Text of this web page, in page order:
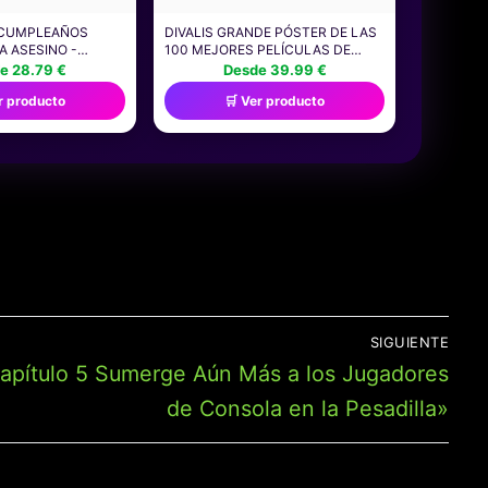
ASESINO -
DECO KILLER,
TARTAS Y
PELÍCULAS DE
28.79 €
producto
DIVALIS GRANDE PÓSTER DE LAS
100 MEJORES PELÍCULAS DE
TERROR PARA RASCAR - PÓSTER
DE CINE RASCABLE - LISTA DE
LOS HORRORES DE TODOS LOS
TIEMPOS IMPERDIBLES -
SCRATCH OFF POSTER TOP 100
Desde 39.99 €
🛒 Ver producto
SIGUIENTE
5 Sumerge Aún Más a los Jugadores
de Consola en la Pesadilla»